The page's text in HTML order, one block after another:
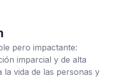
pero impactante:
imparcial y de alta
la vida de las personas y